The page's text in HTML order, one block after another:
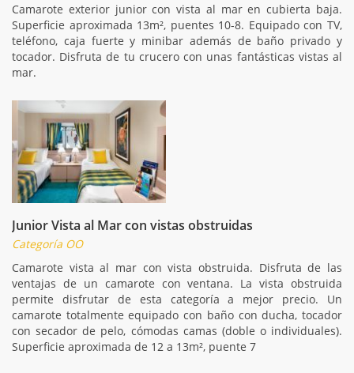
Camarote exterior junior con vista al mar en cubierta baja.
Superficie aproximada 13m², puentes 10-8. Equipado con TV,
teléfono, caja fuerte y minibar además de baño privado y
tocador. Disfruta de tu crucero con unas fantásticas vistas al
mar.
Junior Vista al Mar con vistas obstruidas
Categoría OO
Camarote vista al mar con vista obstruida. Disfruta de las
ventajas de un camarote con ventana. La vista obstruida
permite disfrutar de esta categoría a mejor precio. Un
camarote totalmente equipado con baño con ducha, tocador
con secador de pelo, cómodas camas (doble o individuales).
Superficie aproximada de 12 a 13m², puente 7